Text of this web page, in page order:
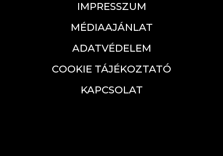
IMPRESSZUM
MÉDIAAJÁNLAT
ADATVÉDELEM
COOKIE TÁJÉKOZTATÓ
KAPCSOLAT